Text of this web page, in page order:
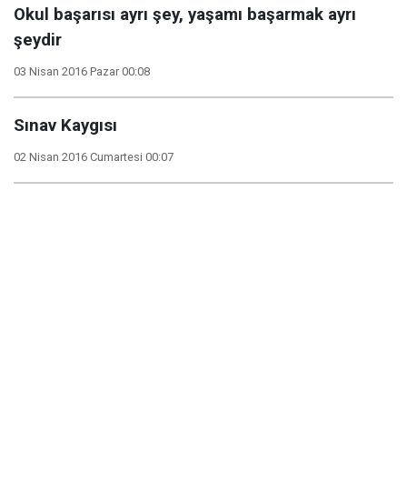
Okul başarısı ayrı şey, yaşamı başarmak ayrı
şeydir
03 Nisan 2016 Pazar 00:08
Sınav Kaygısı
02 Nisan 2016 Cumartesi 00:07